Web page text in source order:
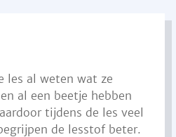
les al weten wat ze
al een beetje hebben
tijdens de les veel
de lesstof beter.